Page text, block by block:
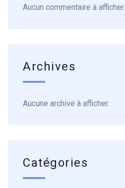
Aucun commentaire à afficher.
Archives
Aucune archive à afficher.
Catégories